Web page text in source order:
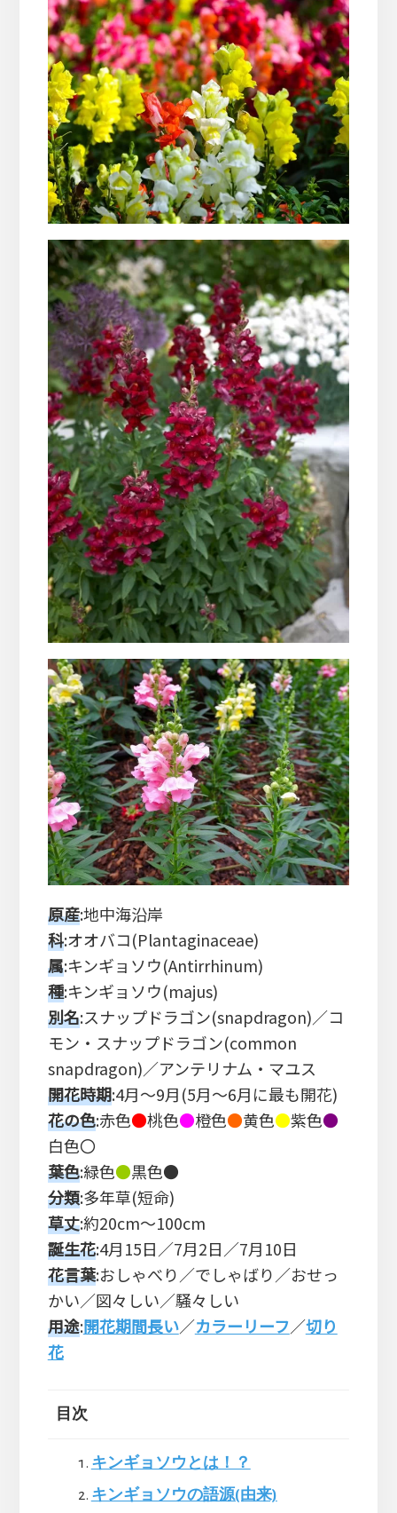
原産:地中海沿岸
科:オオバコ(Plantaginaceae)
属:キンギョソウ(Antirrhinum)
種:キンギョソウ(majus)
別名:スナップドラゴン(snapdragon)／コ
モン・スナップドラゴン(common
snapdragon)／アンテリナム・マユス
開花時期:4月～9月(5月～6月に最も開花)
花の色:赤色●桃色●橙色●黄色●紫色●
白色〇
葉色:緑色●黒色●
分類:多年草(短命)
草丈:約20cm～100cm
誕生花:4月15日／7月2日／7月10日
花言葉:おしゃべり／でしゃばり／おせっ
かい／図々しい／騒々しい
用途:開花期間長い／カラーリーフ／切り
花
目次
キンギョソウとは！？
キンギョソウの語源(由来)